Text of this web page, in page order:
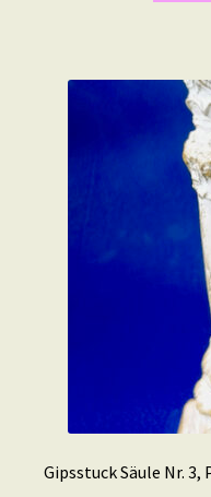
Gipsstuck Säule Nr.